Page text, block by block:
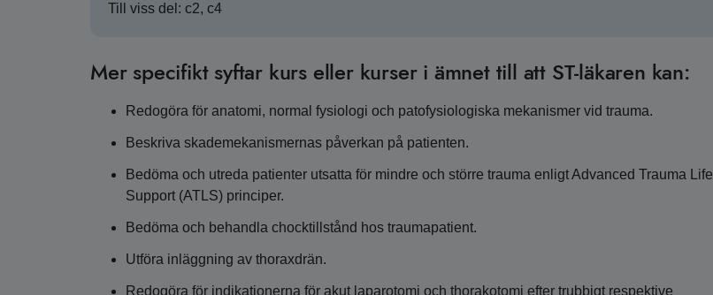
Till viss del: c2, c4
Mer specifikt syftar kurs eller kurser i ämnet till att ST-läkaren kan:
Redogöra för anatomi, normal fysiologi och patofysiologiska mekanismer vid trauma.
Beskriva skademekanismernas påverkan på patienten.
Bedöma och utreda patienter utsatta för mindre och större trauma enligt Advanced Trauma Life
Support (ATLS) principer.
Bedöma och behandla chocktillstånd hos traumapatient.
Utföra inläggning av thoraxdrän.
Redogöra för indikationerna för akut laparotomi och thorakotomi efter trubbigt respektive